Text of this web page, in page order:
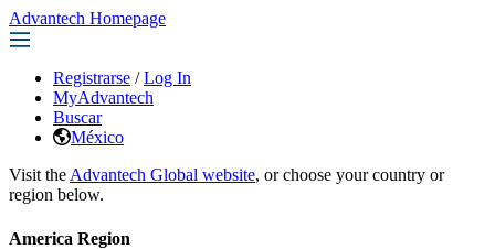
Advantech Homepage
Registrarse / Log In
MyAdvantech
Buscar
México
Visit the Advantech Global website, or choose your country or
region below.
America Region